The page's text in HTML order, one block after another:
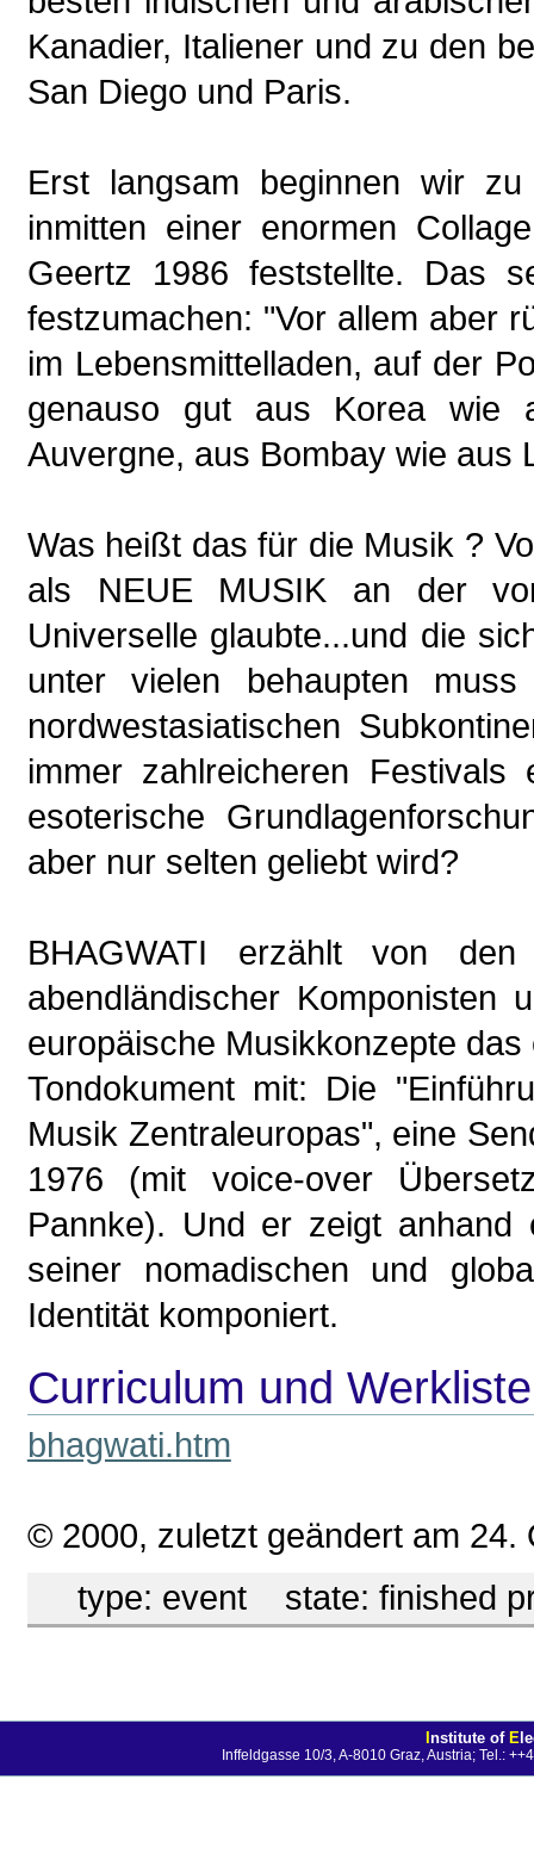
Kanadier, Italiener und zu den
San Diego und Paris.
Erst langsam beginnen wir
inmitten einer enormen
Geertz 1986 feststellte. Das
festzumachen: "Vor allem aber
im Lebensmittelladen, auf der
genauso gut aus Korea wie
Auvergne, aus Bombay wie aus
Was heißt das für die Musik ?
als NEUE MUSIK an der
Universelle glaubte...und die
unter vielen behaupten
nordwestasiatischen
immer zahlreicheren
esoterische
aber nur selten geliebt wird?
BHAGWATI erzählt von den
abendländischer Komponisten
europäische Musikkonzepte
Tondokument mit: Die
Musik Zentraleuropas", eine
1976 (mit voice-over
Pannke). Und er zeigt
seiner nomadischen und
Identität komponiert.
Curriculum und
bhagwati.htm
© 2000, zuletzt geändert am 24.
type: eventstate: finished
Institute of E
Inffeldgasse 10/3, A-8010 Graz, Austria; Tel.: